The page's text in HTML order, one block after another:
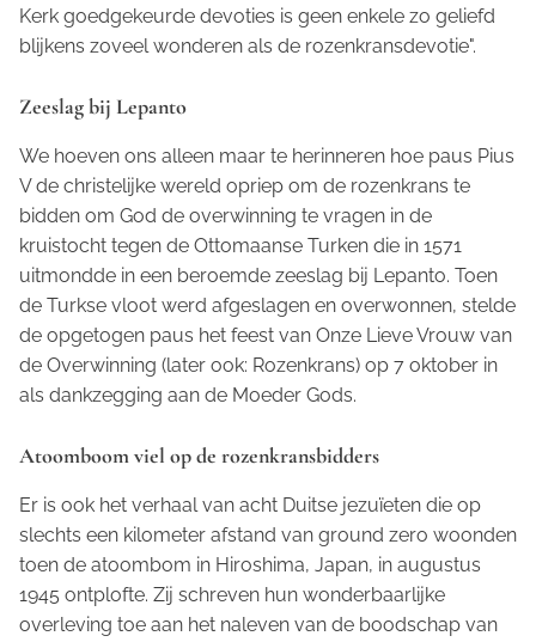
Kerk goedgekeurde devoties is geen enkele zo geliefd
blijkens zoveel wonderen als de rozenkransdevotie".
Zeeslag bij Lepanto
We hoeven ons alleen maar te herinneren hoe paus Pius
V de christelijke wereld opriep om de rozenkrans te
bidden om God de overwinning te vragen in de
kruistocht tegen de Ottomaanse Turken die in 1571
uitmondde in een beroemde zeeslag bij Lepanto. Toen
de Turkse vloot werd afgeslagen en overwonnen, stelde
de opgetogen paus het feest van Onze Lieve Vrouw van
de Overwinning (later ook: Rozenkrans) op 7 oktober in
als dankzegging aan de Moeder Gods.
Atoomboom viel op de rozenkransbidders
Er is ook het verhaal van acht Duitse jezuïeten die op
slechts een kilometer afstand van ground zero woonden
toen de atoombom in Hiroshima, Japan, in augustus
1945 ontplofte. Zij schreven hun wonderbaarlijke
overleving toe aan het naleven van de boodschap van